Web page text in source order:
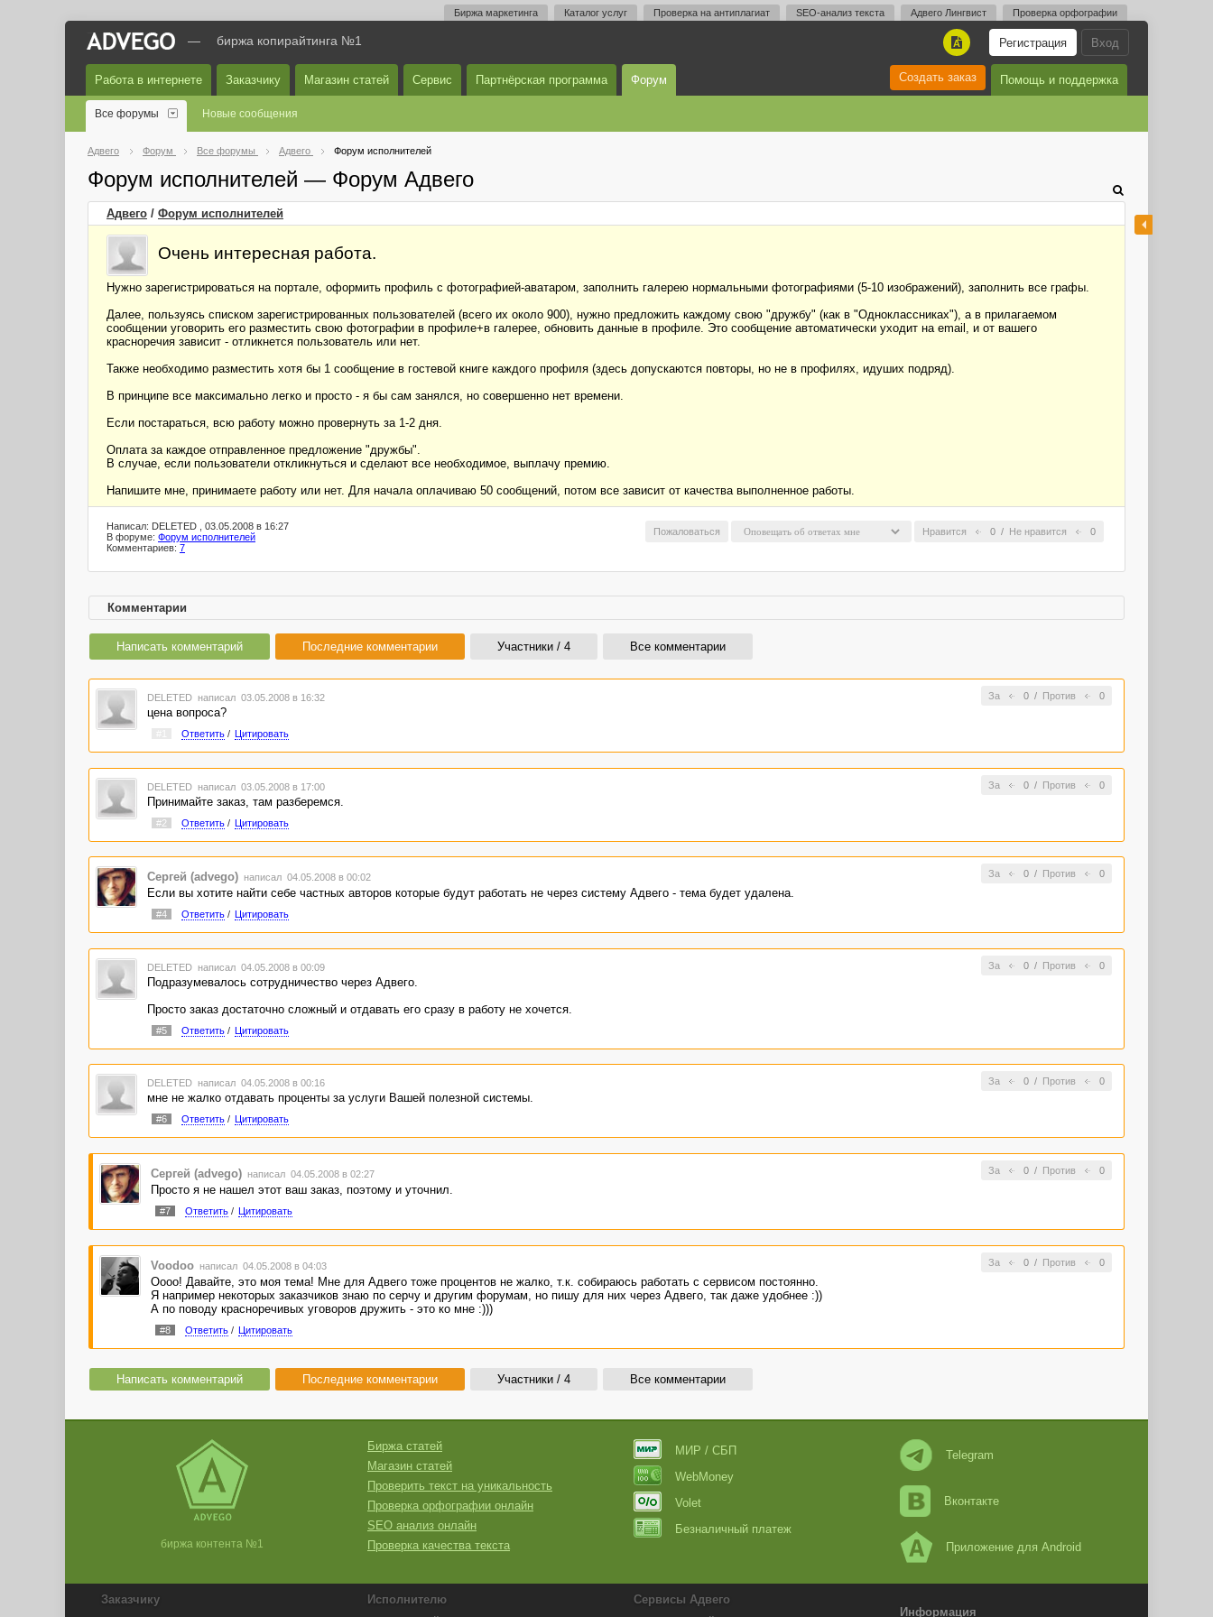
Биржа маркетинга Каталог услуг Проверка на антиплагиат SEO-анализ текста Адвего Лингвист Проверка орфографии
Вход
Регистрация
A
— биржа копирайтинга №1
Работа в интернете Заказчику Магазин статей Сервис Партнёрская программа Форум Помощь и поддержка
Создать заказ
Все форумы Новые сообщения
Адвего Форум Все форумы Адвего Форум исполнителей
Форум исполнителей — Форум Адвего
Адвего / Форум исполнителей
Очень интересная работа.
Нужно зарегистрироваться на портале, оформить профиль с фотографией-аватаром, заполнить галерею нормальными фотографиями (5-10 изображений), заполнить все графы.
Далее, пользуясь списком зарегистрированных пользователей (всего их около 900), нужно предложить каждому свою "дружбу" (как в "Одноклассниках"), а в прилагаемом
сообщении уговорить его разместить свою фотографии в профиле+в галерее, обновить данные в профиле. Это сообщение автоматически уходит на email, и от вашего
красноречия зависит - отликнется пользователь или нет.
Также необходимо разместить хотя бы 1 сообщение в гостевой книге каждого профиля (здесь допускаются повторы, но не в профилях, идуших подряд).
В принципе все максимально легко и просто - я бы сам занялся, но совершенно нет времени.
Если постараться, всю работу можно провернуть за 1-2 дня.
Оплата за каждое отправленное предложение "дружбы".
В случае, если пользователи откликнуться и сделают все необходимое, выплачу премию.
Напишите мне, принимаете работу или нет. Для начала оплачиваю 50 сообщений, потом все зависит от качества выполненное работы.
Нравится 0 / Не нравится 0
Пожаловаться
Написал: DELETED , 03.05.2008 в 16:27
В форуме: Форум исполнителей
Комментариев: 7
Комментарии
Написать комментарий Последние комментарии Участники / 4 Все комментарии
За 0/ Против 0
DELETED написал 03.05.2008 в 16:32
цена вопроса?
Ответить/ Цитировать
За 0/ Против 0
DELETED написал 03.05.2008 в 17:00
Принимайте заказ, там разберемся.
#2 Ответить/ Цитировать
За 0/ Против 0
Сергей (advego) написал 04.05.2008 в 00:02
Если вы хотите найти себе частных авторов которые будут работать не через систему Адвего - тема будет удалена.
#4 Ответить/ Цитировать
За 0/ Против 0
DELETED написал 04.05.2008 в 00:09
Подразумевалось сотрудничество через Адвего.
Просто заказ достаточно сложный и отдавать его сразу в работу не хочется.
#5 Ответить/ Цитировать
За 0/ Против 0
DELETED написал 04.05.2008 в 00:16
мне не жалко отдавать проценты за услуги Вашей полезной системы.
#6 Ответить/ Цитировать
За 0/ Против 0
Сергей (advego) написал 04.05.2008 в 02:27
Просто я не нашел этот ваш заказ, поэтому и уточнил.
#7 Ответить/ Цитировать
За 0/ Против 0
Voodoo написал 04.05.2008 в 04:03
Оооо! Давайте, это моя тема! Мне для Адвего тоже процентов не жалко, т.к. собираюсь работать с сервисом постоянно.
Я например некоторых заказчиков знаю по серчу и другим форумам, но пишу для них через Адвего, так даже удобнее :))
А по поводу красноречивых уговоров дружить - это ко мне :)))
#8 Ответить/ Цитировать
Написать комментарий Последние комментарии Участники / 4 Все комментарии
биржа контента №1
Биржа статей
Магазин статей
Проверить текст на уникальность
Проверка орфографии онлайн
SEO анализ онлайн
Проверка качества текста
МИР / СБП
WebMoney
Volet
Безналичный платеж
Telegram
Вконтакте
Приложение для Android
Заказчику Исполнителю Сервисы Адвего
Информация